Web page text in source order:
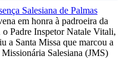
em honra à padroeira da
o Padre Inspetor Natale Vitali,
a Santa Missa que marcou a
Salesiana (JMS)